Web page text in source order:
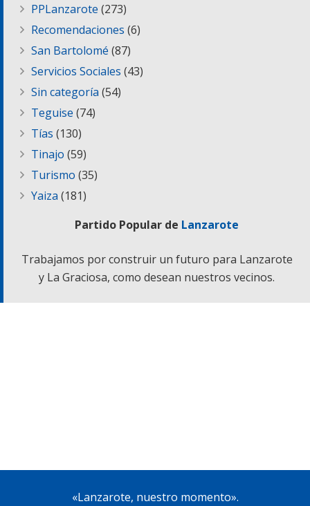
PPLanzarote (273)
Recomendaciones (6)
San Bartolomé (87)
Servicios Sociales (43)
Sin categoría (54)
Teguise (74)
Tías (130)
Tinajo (59)
Turismo (35)
Yaiza (181)
Partido Popular de Lanzarote
Trabajamos por construir un futuro para Lanzarote
y La Graciosa, como desean nuestros vecinos.
«Lanzarote, nuestro momento».